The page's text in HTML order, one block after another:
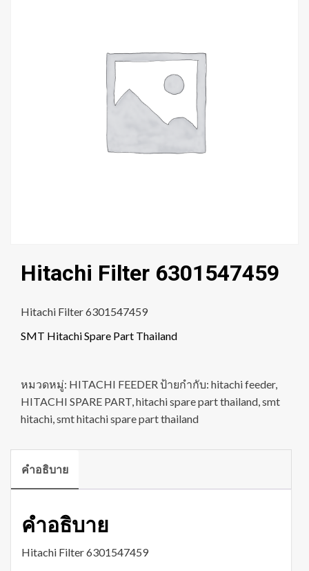
Hitachi Filter 6301547459
Hitachi Filter 6301547459
SMT Hitachi Spare Part Thailand
หมวดหมู่: HITACHI FEEDERป้ายกำกับ: hitachi feeder,
HITACHI SPARE PART,hitachi spare part thailand,smt
hitachi,smt hitachi spare part thailand
คำอธิบาย
คำอธิบาย
Hitachi Filter 6301547459